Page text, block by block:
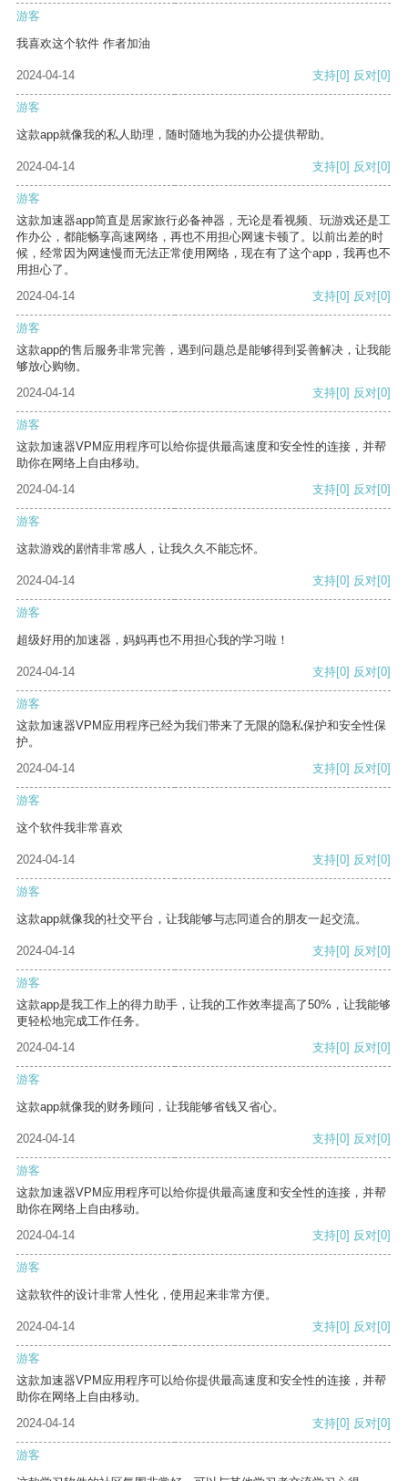
游客
我喜欢这个软件 作者加油
2024-04-14 支持[0] 反对[0]
游客
这款app就像我的私人助理，随时随地为我的办公提供帮助。
2024-04-14 支持[0] 反对[0]
游客
这款加速器app简直是居家旅行必备神器，无论是看视频、玩游戏还是工
作办公，都能畅享高速网络，再也不用担心网速卡顿了。以前出差的时
候，经常因为网速慢而无法正常使用网络，现在有了这个app，我再也不
用担心了。
2024-04-14
支持[0] 反对[0]
游客
这款app的售后服务非常完善，遇到问题总是能够得到妥善解决，让我能
够放心购物。
2024-04-14
支持[0] 反对[0]
游客
这款加速器VPM应用程序可以给你提供最高速度和安全性的连接，并帮
助你在网络上自由移动。
2024-04-14
支持[0] 反对[0]
游客
这款游戏的剧情非常感人，让我久久不能忘怀。
2024-04-14 支持[0] 反对[0]
游客
超级好用的加速器，妈妈再也不用担心我的学习啦！
2024-04-14 支持[0] 反对[0]
游客
这款加速器VPM应用程序已经为我们带来了无限的隐私保护和安全性保
护。
2024-04-14
支持[0] 反对[0]
游客
这个软件我非常喜欢
2024-04-14 支持[0] 反对[0]
游客
这款app就像我的社交平台，让我能够与志同道合的朋友一起交流。
2024-04-14 支持[0] 反对[0]
游客
这款app是我工作上的得力助手，让我的工作效率提高了50%，让我能够
更轻松地完成工作任务。
2024-04-14
支持[0] 反对[0]
游客
这款app就像我的财务顾问，让我能够省钱又省心。
2024-04-14 支持[0] 反对[0]
游客
这款加速器VPM应用程序可以给你提供最高速度和安全性的连接，并帮
助你在网络上自由移动。
2024-04-14
支持[0] 反对[0]
游客
这款软件的设计非常人性化，使用起来非常方便。
2024-04-14 支持[0] 反对[0]
游客
这款加速器VPM应用程序可以给你提供最高速度和安全性的连接，并帮
助你在网络上自由移动。
2024-04-14
支持[0] 反对[0]
游客